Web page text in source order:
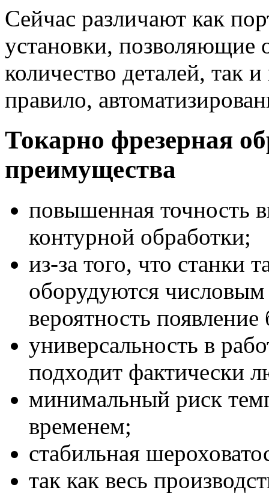
Сейчас различают как
установки, позволяющие
количество деталей, так
правило,
Токарно фрезерная
преимущества
повышенная точность
контурной обработки;
из-за того, что станки
оборудуются
вероятность
универсальность в
подходит фактически
минимальный риск
временем;
стабильная
так как весь